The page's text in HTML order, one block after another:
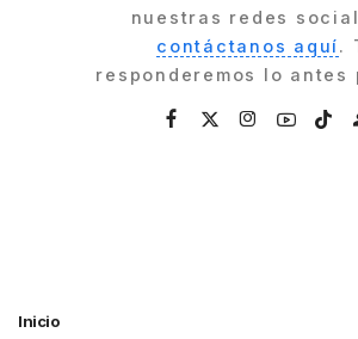
nuestras redes
contáctanos aquí.
responderemos lo antes
Inicio